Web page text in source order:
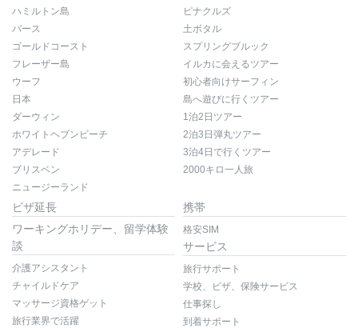
ハミルトン島
パース
ゴールドコースト
フレーザー島
ウーフ
日本
ダーウィン
ホワイトヘブンビーチ
アデレード
ブリスベン
ニュージーランド
ピナクルズ
土ボタル
スプリングブルック
イルカに会えるツアー
初心者向けサーフィン
島へ遊びに行くツアー
1泊2日ツアー
2泊3日弾丸ツアー
3泊4日で行くツアー
2000キロ一人旅
ビザ延長
ワーキングホリデー、留学体験
談
介護アシスタント
チャイルドケア
マッサージ資格ゲット
旅行業界で活躍
携帯
格安SIM
サービス
旅行サポート
学校、ビザ、保険サービス
仕事探し
到着サポート